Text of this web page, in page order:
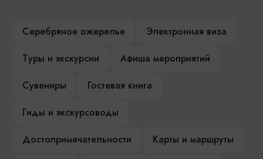
Серебряное ожерелье
Электронная виза
Туры и экскурсии
Афиша мероприятий
Сувениры
Гостевая книга
Гиды и экскурсоводы
Достопримечательности
Карты и маршруты